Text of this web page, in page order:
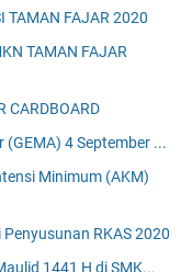
TAMAN FAJAR 2020
TAMAN FAJAR
CARDBOARD
(GEMA) 4 September ...
Minimum (AKM)
RKAS 2020
1441 H di SMK...